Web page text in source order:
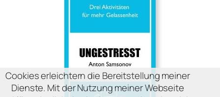
Cookies erleichtern die Bereitstellung meiner
Dienste. Mit der Nutzung meiner Webseite